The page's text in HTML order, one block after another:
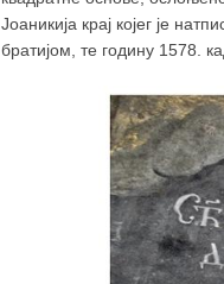
Јоаникија крај којег је
братијом, те годину 1578.